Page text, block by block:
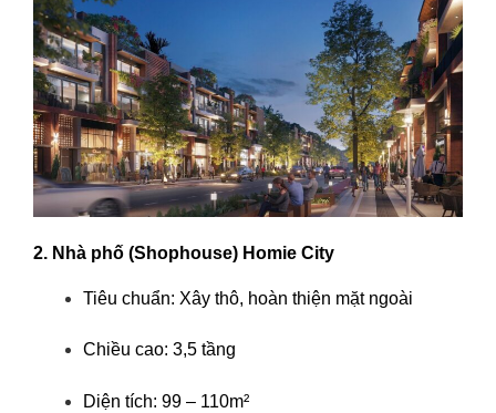
2. Nhà phố (Shophouse) Homie City
Tiêu chuẩn: Xây thô, hoàn thiện mặt ngoài
Chiều cao: 3,5 tầng
Diện tích: 99 – 110m²